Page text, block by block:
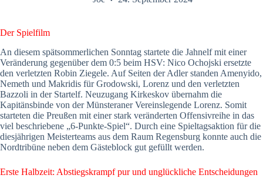
Der Spielfilm
An diesem spätsommerlichen Sonntag startete die Jahnelf mit einer
Veränderung gegenüber dem 0:5 beim HSV: Nico Ochojski ersetzte
den verletzten Robin Ziegele. Auf Seiten der Adler standen Amenyido,
Nemeth und Makridis für Grodowski, Lorenz und den verletzten
Bazzoli in der Startelf. Neuzugang Kirkeskov übernahm die
Kapitänsbinde von der Münsteraner Vereinslegende Lorenz. Somit
starteten die Preußen mit einer stark veränderten Offensivreihe in das
viel beschriebene „6-Punkte-Spiel“. Durch eine Spieltagsaktion für die
diesjährigen Meisterteams aus dem Raum Regensburg konnte auch die
Nordtribüne neben dem Gästeblock gut gefüllt werden.
Erste Halbzeit: Abstiegskrampf pur und unglückliche Entscheidungen